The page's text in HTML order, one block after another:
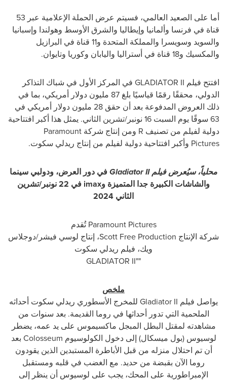
أما على الصعيد العالمي، فسيتم عرض الحملة الإعلامية عبر 53
قناة في فرنسا وألمانيا وإيطاليا والشرق الأوسط وهولندا وإسبانيا
والسويد وسويسرا والمملكة المتحدة و11 قناة في البرازيل
والمكسيك و18 قناة في أستراليا واليابان وكوريا وتايوان.
افتتح فيلم GLADIATOR II في المركز الأول في شباك التذاكر
الدولي، محققًا رقمًا قياسيًا بلغ 87 مليون دولار أمريكي، بما في
ذلك العروض المدفوعة بعد أن حقق 28 مليون دولار أمريكي في
63 سوقًا يوم السبت 16 نونبر/تشرين الثاني. يمثل هذا أكبر افتتاحية
دولية لفيلم من تصنيف R ومن إنتاج شركة Paramount
Pictures وأكبر افتتاحية دولية لفيلم من إنتاج ريدلي سكوت.
محلياً، سيُعرض فيلمGladiator IIفي دور العرض، ودولبي سينما
والشاشات الكبيرة جدا المتميزة وimax
في 22 نونبر/تشرين
الثاني 2024
Paramount Picturesتُقدم
شركة الإنتاج Scott Free Production، إنتاج لوسي فيشر/دوجلاس
ويك، فيلم ريدلي سكوت
"
GLADIATOR II"
ملخص
يواصل فيلم Gladiator II للمخرج الأسطوري ريدلي سكوت أحداثه
الملحمية التي تدور أحداثها في روما القديمة. بعد سنوات من
مشاهدته لمقتل البطل المبجل ماكسيموس على يد عمه، يضطر
لوسيوس (بول ميسكال) إلى دخول الكولوسيوم Colosseum بعد
أن تم احتلال منزله من قبل الأباطرة المستبدين الذين يقودون
روما الآن بقبضة من حديد. مع الغضب في قلبه ومستقبل
الإمبراطورية على المحك، يجب على لوسيوس أن ينظر إلى